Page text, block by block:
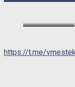
https://t.me/